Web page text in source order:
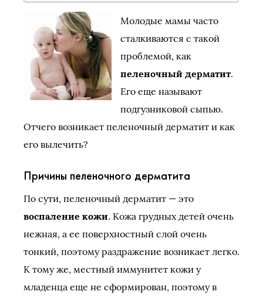
Молодые мамы часто
сталкиваются с такой
проблемой, как
пеленочный дерматит.
Его еще называют
подгузниковой сыпью.
Отчего возникает пеленочный дерматит и как
его вылечить?
Причины пеленочного дерматита
По сути, пеленочный дерматит — это
воспаление кожи. Кожа грудных детей очень
нежная, а ее поверхностный слой очень
тонкий, поэтому раздражение возникает легко.
К тому же, местный иммунитет кожи у
младенца еще не сформирован, поэтому в